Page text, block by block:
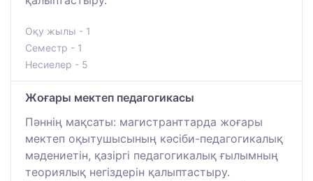
Оқу жылы - 1
Семестр - 1
Несиелер - 5
Жоғары мектеп педагогикасы
Пәннің мақсаты: магистранттарда жоғары
мектеп оқытушысының кәсіби-педагогикалық
мәдениетін, қазіргі педагогикалық ғылымның
теориялық негіздерін қалыптастыру.